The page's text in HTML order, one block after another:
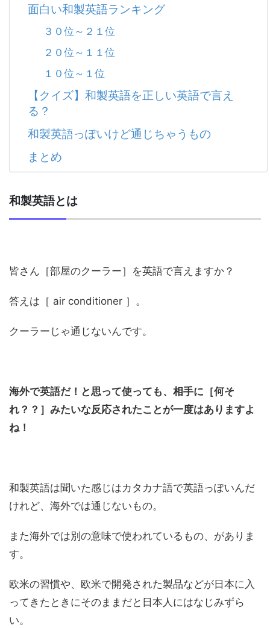
面白い和製英語ランキング
３０位～２１位
２０位～１１位
１０位～１位
【クイズ】和製英語を正しい英語で言え
る？
和製英語っぽいけど通じちゃうもの
まとめ
和製英語とは
皆さん［部屋のクーラー］を英語で言えますか？
答えは［ air conditioner ］。
クーラーじゃ通じないんです。
海外で英語だ！と思って使っても、相手に［何そ
れ？？］みたいな反応されたことが一度はありますよ
ね！
和製英語は聞いた感じはカタカナ語で英語っぽいんだ
けれど、海外では通じないもの。
また海外では別の意味で使われているもの、がありま
す。
欧米の習慣や、欧米で開発された製品などが日本に入
ってきたときにそのままだと日本人にはなじみずら
い。